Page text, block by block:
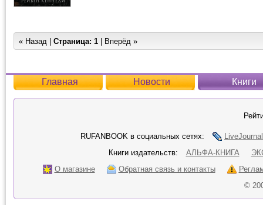
« Назад | Страница: 1 | Вперёд »
Главная Новости Книги
RUFANBOOK в социальных сетях:
LiveJournal
Книги издательств:
АЛЬФА-КНИГА
О магазине
Обратная связь и контакты
©